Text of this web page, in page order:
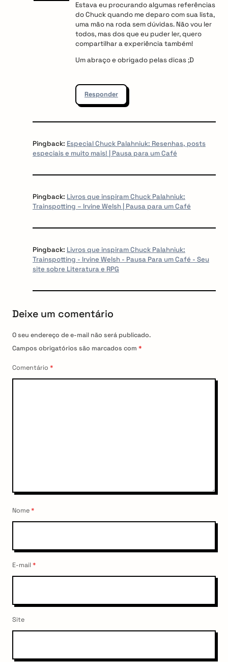
Estava eu procurando algumas referências
do Chuck quando me deparo com sua lista,
uma mão na roda sem dúvidas. Não vou ler
todos, mas dos que eu puder ler, quero
compartilhar a experiência também!
Um abraço e obrigado pelas dicas ;D
Responder
Pingback: Especial Chuck Palahniuk: Resenhas, posts
especiais e muito mais! | Pausa para um Café
Pingback: Livros que inspiram Chuck Palahniuk:
Trainspotting – Irvine Welsh | Pausa para um Café
Pingback: Livros que inspiram Chuck Palahniuk:
Trainspotting - Irvine Welsh - Pausa Para um Café - Seu
site sobre Literatura e RPG
Deixe um comentário
O seu endereço de e-mail não será publicado.
Campos obrigatórios são marcados com *
Comentário *
Nome*
E-mail *
Site